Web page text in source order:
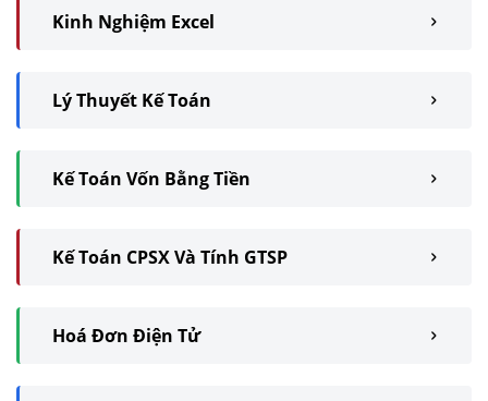
Kinh Nghiệm Excel
Lý Thuyết Kế Toán
Kế Toán Vốn Bằng Tiền
Kế Toán CPSX Và Tính GTSP
Hoá Đơn Điện Tử